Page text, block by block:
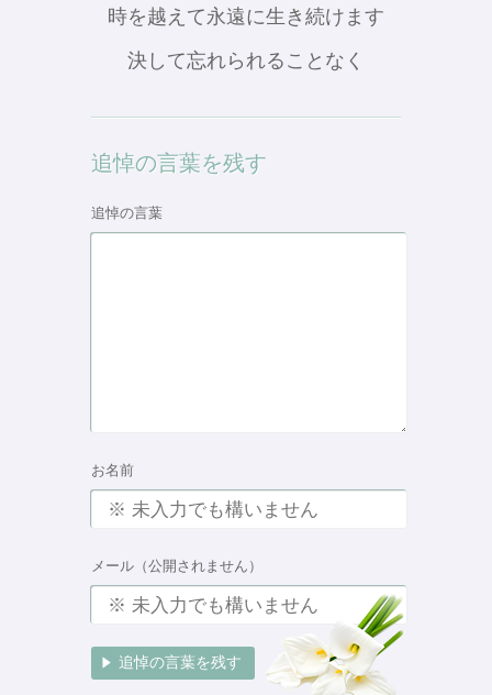
時を越えて永遠に生き続けます
決して忘れられることなく
追悼の言葉を残す
追悼の言葉
お名前
メール（公開されません）